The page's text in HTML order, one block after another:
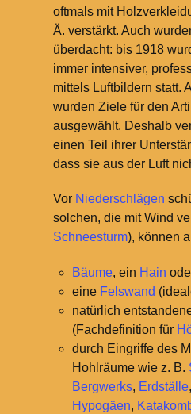
oftmals mit
Ä. verstärkt. Auch
überdacht: bis 1918
immer intensiver,
mittels Luftbildern statt.
wurden Ziele für den
ausgewählt. Deshalb
einen Teil ihrer
dass sie aus der Luft
Vor Niederschlägen
solchen, die mit Wind
Schneesturm), können
Bäume, ein Hain
eine Felswand
natürlich
(Fachdefinition für
durch Eingriffe des
Hohlräume wie z. B.
Bergwerks, Erdställe,
Hypogäen,